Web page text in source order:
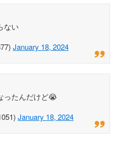
ない
January 18, 2024
ったんだけど😭
January 18, 2024